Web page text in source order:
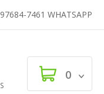
7461 WHATSAPP
0